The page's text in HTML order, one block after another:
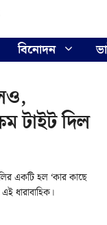
বিনোদন
টাইট দিল
একটি হল ‘কার কাছে
ধারাবাহিক।